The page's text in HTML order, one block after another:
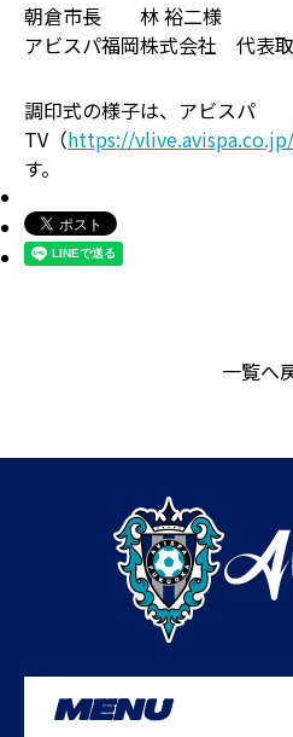
朝倉市長 林 裕二様
アビスパ福岡株式会社 代
調印式の様子は、アビスパ
TV（https://vlive.avispa.co.jp/
す。
一覧へ
MENU